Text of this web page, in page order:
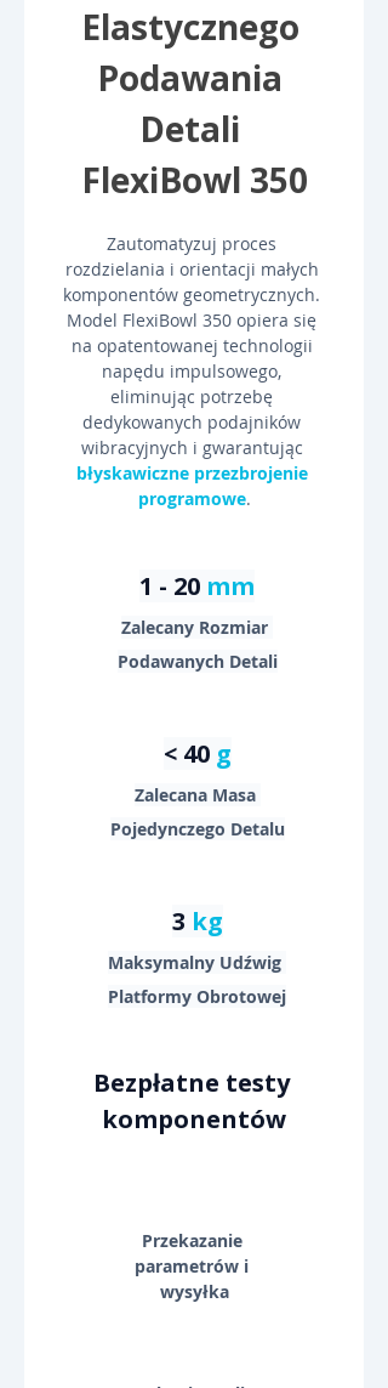
Elastycznego
Podawania
Detali
FlexiBowl 350
Zautomatyzuj proces
rozdzielania i orientacji małych
komponentów geometrycznych.
Model FlexiBowl 350 opiera się
na opatentowanej technologii
napędu impulsowego,
eliminując potrzebę
dedykowanych podajników
wibracyjnych i gwarantując
błyskawiczne przezbrojenie
programowe.
1 - 20 mm
Zalecany Rozmiar
Podawanych Detali
< 40 g
Zalecana Masa
Pojedynczego Detalu
3 kg
Maksymalny Udźwig
Platformy Obrotowej
Bezpłatne testy
komponentów
Przekazanie
parametrów i
wysyłka